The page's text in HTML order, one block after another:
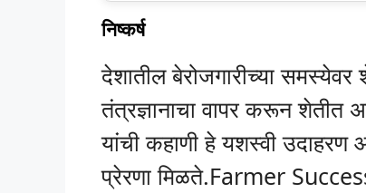
निष्कर्ष
देशातील बेरोजगारीच्या
तंत्रज्ञानाचा वापर करून शेतीत
यांची कहाणी हे यशस्वी उदाहरण
प्रेरणा मिळते.Farmer